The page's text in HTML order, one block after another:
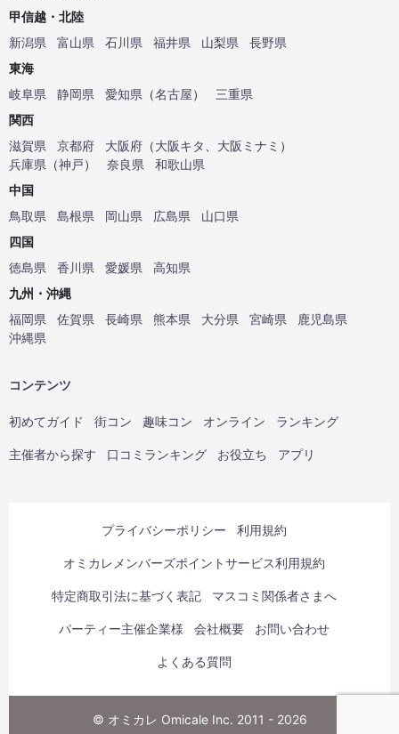
甲信越・北陸
新潟県
富山県 石川県 福井県 山梨県
長野県
東海
岐阜県
静岡県 愛知県 （名古屋）
三重県
関西
滋賀県
京都府 大阪府 （大阪キタ 大阪ミナミ ）
兵庫県 （神戸） 奈良県
和歌山県
中国
鳥取県
島根県 岡山県 広島県
山口県
四国
徳島県
香川県 愛媛県
高知県
九州・沖縄
福岡県
佐賀県 長崎県 熊本県 大分県 宮崎県
鹿児島県
沖縄県
コンテンツ
初めてガイド 街コン 趣味コン オンライン ランキング
主催者から探す 口コミランキング お役立ち アプリ
プライバシーポリシー 利用規約
オミカレメンバーズポイントサービス利用規約
特定商取引法に基づく表記 マスコミ関係者さまへ
パーティー主催企業様 会社概要 お問い合わせ
よくある質問
© オミカレ Omicale Inc. 2011 - 2026